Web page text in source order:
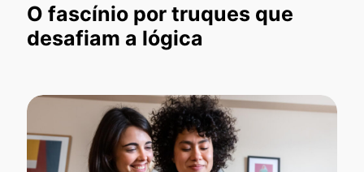
O fascínio por truques que
desafiam a lógica